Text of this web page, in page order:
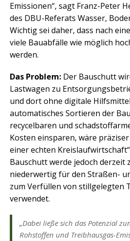
Emissionen“, sagt Franz-Peter
des DBU-Referats Wasser,
Wichtig sei daher, dass nach
viele Bauabfälle wie möglich
werden.
Das Problem: Der Bauschutt
Lastwagen zu
und dort ohne digitale
automatisches Sortieren der
recycelbaren und
Kosten einsparen, wäre
einer echten
Bauschutt werde jedoch derzeit
niederwertig für den Straßen-
zum Verfüllen von stillgelegten
verwendet.
„Dabei ließe sich das Potenzial
Rohstoffen und Treibhausgas-